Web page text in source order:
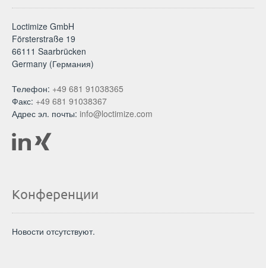
Loctimize GmbH
Försterstraße 19
66111 Saarbrücken
Germany (Германия)
Телефон: +49 681 91038365
Факс: +49 681 91038367
Адрес эл. почты: info@loctimize.com
Конференции
Новости отсутствуют.